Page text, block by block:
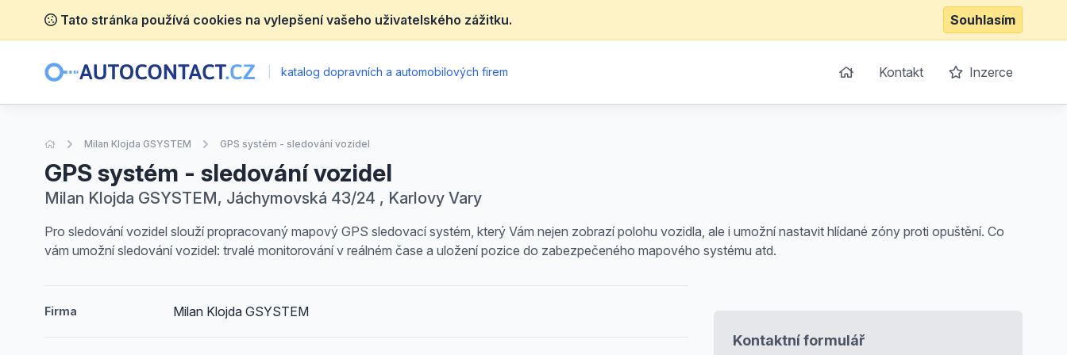
Tato stránka používá cookies na vylepšení vašeho uživatelského zážitku. Souhlasím
katalog dopravních a automobilových firem Kontakt Inzerce
Úvodní stránka
Milan Klojda GSYSTEM GPS systém - sledování vozidel
GPS systém - sledování vozidel
Milan Klojda GSYSTEM, Jáchymovská 43/24 , Karlovy Vary
Pro sledování vozidel slouží propracovaný mapový GPS sledovací systém, který Vám nejen zobrazí polohu vozidla, ale i umožní nastavit hlídané zóny proti opuštění. Co
vám umožní sledování vozidel: trvalé monitorování v reálném čase a uložení pozice do zabezpečeného mapového systému atd.
Firma Milan Klojda GSYSTEM
Kontaktní formulář